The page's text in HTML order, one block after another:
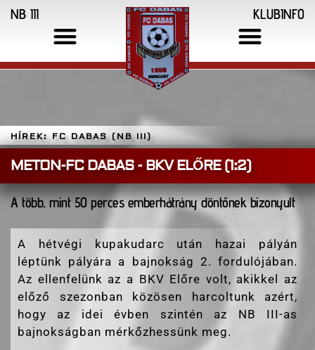
NB III KLUBINFO
HÍREK: FC DABAS (NB III)
METON-FC DABAS - BKV ELŐRE (1:2)
A több, mint 50 perces emberhátrány döntőnek bizonyult
A hétvégi kupakudarc után hazai pályán
léptünk pályára a bajnokság 2. fordulójában.
Az ellenfelünk az a BKV Előre volt, akikkel az
előző szezonban közösen harcoltunk azért,
hogy az idei évben szintén az NB III-as
bajnokságban mérkőzhessünk meg.